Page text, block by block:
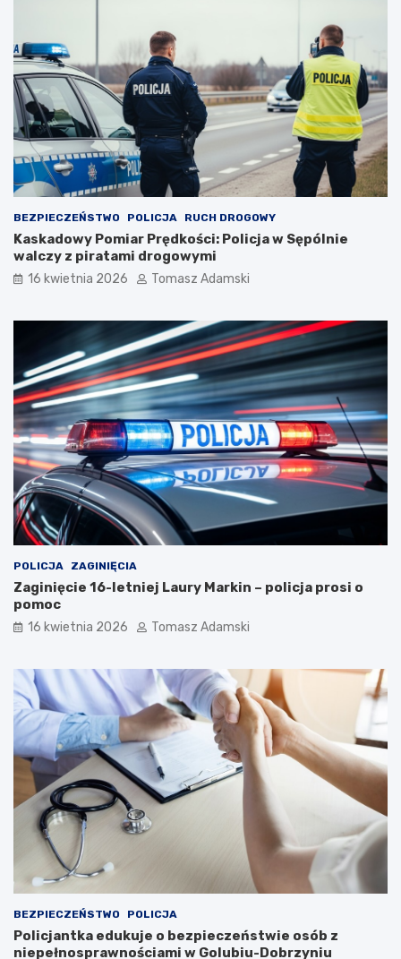
BEZPIECZEŃSTWO POLICJA RUCH DROGOWY
Kaskadowy Pomiar Prędkości: Policja w Sępólnie
walczy z piratami drogowymi
16 kwietnia 2026 Tomasz Adamski
POLICJA ZAGINIĘCIA
Zaginięcie 16-letniej Laury Markin – policja prosi o
pomoc
16 kwietnia 2026 Tomasz Adamski
BEZPIECZEŃSTWO POLICJA
Policjantka edukuje o bezpieczeństwie osób z
niepełnosprawnościami w Golubiu-Dobrzyniu